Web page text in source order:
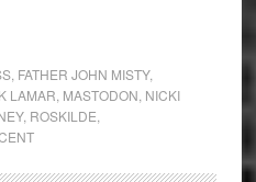
, FATHER JOHN MISTY,
LAMAR MASTODON NICKI
, ROSKILDE